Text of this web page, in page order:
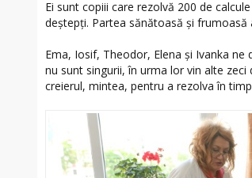
Ei sunt copiii care rezolvă 200 de
deștepți. Partea sănătoasă și frumoasă
Ema, Iosif, Theodor, Elena și Ivanka
nu sunt singurii, în urma lor vin alte
creierul, mintea, pentru a rezolva în